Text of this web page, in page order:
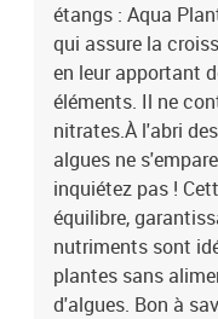
étangs : Aqua
qui assure la
en leur apportant
éléments. Il ne
nitrates.À l'abri
algues ne
inquiétez pas !
équilibre,
nutriments sont
plantes sans
d'algues. Bon à